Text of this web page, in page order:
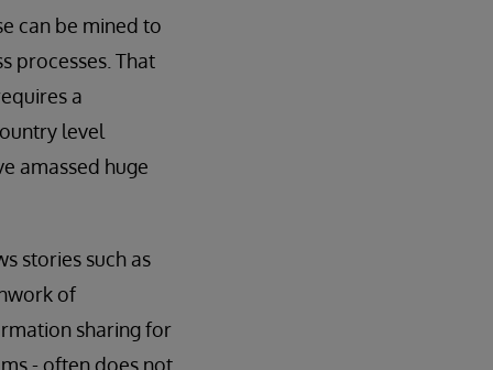
can be mined to
processes. That
a
level
amassed huge
stories such as
of
sharing for
- often does not.